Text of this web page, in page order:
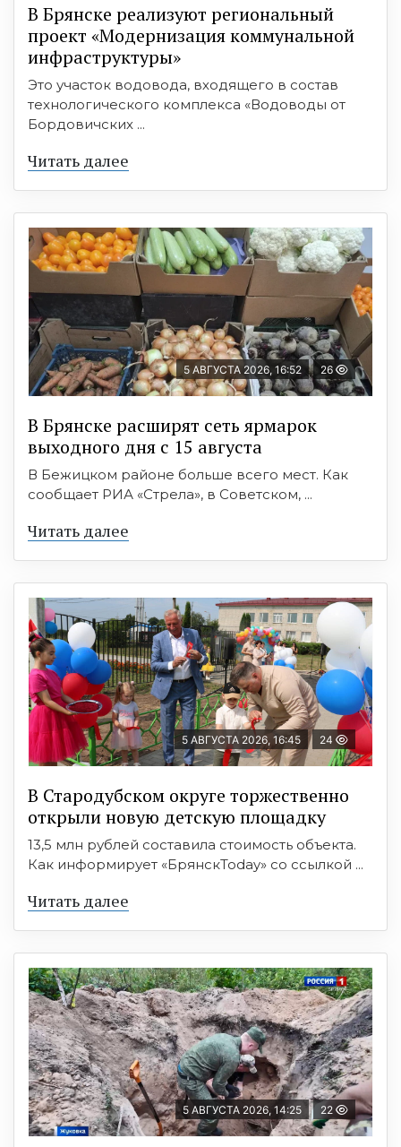
В Брянске реализуют региональный
проект «Модернизация коммунальной
инфраструктуры»
Это участок водовода, входящего в состав
технологического комплекса «Водоводы от
Бордовичских ...
Читать далее
5 АВГУСТА 2026, 16:52 26
В Брянске расширят сеть ярмарок
выходного дня с 15 августа
В Бежицком районе больше всего мест. Как
сообщает РИА «Стрела», в Советском, ...
Читать далее
5 АВГУСТА 2026, 16:45 24
В Стародубском округе торжественно
открыли новую детскую площадку
13,5 млн рублей составила стоимость объекта.
Как информирует «БрянскToday» со ссылкой ...
Читать далее
5 АВГУСТА 2026, 14:25 22